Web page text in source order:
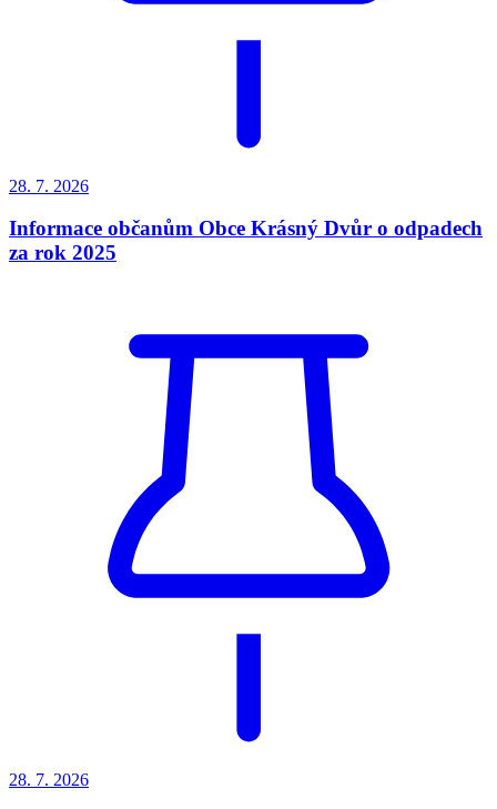
28. 7. 2026
Informace občanům Obce Krásný Dvůr o odpadech
za rok 2025
28. 7. 2026